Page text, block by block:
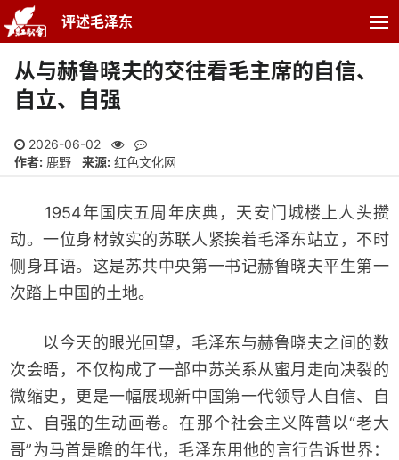
评述毛泽东
从与赫鲁晓夫的交往看毛主席的自信、
自立、自强
2026-06-02
作者: 鹿野 来源: 红色文化网
1954年国庆五周年庆典，天安门城楼上人头攒
动。一位身材敦实的苏联人紧挨着毛泽东站立，不时
侧身耳语。这是苏共中央第一书记赫鲁晓夫平生第一
次踏上中国的土地。
以今天的眼光回望，毛泽东与赫鲁晓夫之间的数
次会晤，不仅构成了一部中苏关系从蜜月走向决裂的
微缩史，更是一幅展现新中国第一代领导人自信、自
立、自强的生动画卷。在那个社会主义阵营以“老大
哥”为马首是瞻的年代，毛泽东用他的言行告诉世界：